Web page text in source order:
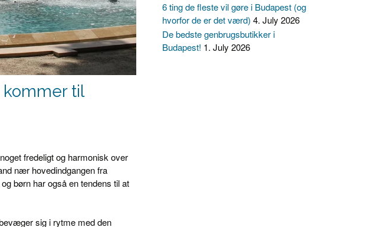
til
fredeligt og harmonisk over
nær hovedindgangen fra
børn har også en tendens til at
sig i rytme med den
6 ting de fleste vil gøre i Budapest (og
hvorfor de er det værd) 4. July 2026
De bedste genbrugsbutikker i
Budapest! 1. July 2026